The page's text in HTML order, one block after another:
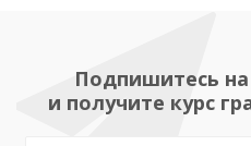
Подпишитесь
и получите курс